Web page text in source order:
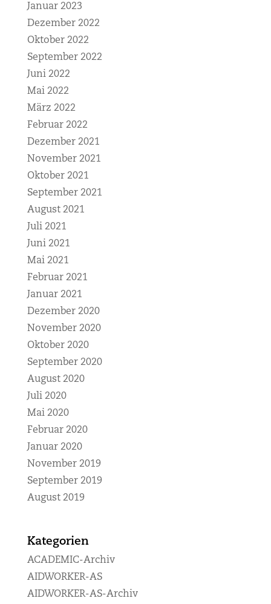
Januar 2023
Dezember 2022
Oktober 2022
September 2022
Juni 2022
Mai 2022
März 2022
Februar 2022
Dezember 2021
November 2021
Oktober 2021
September 2021
August 2021
Juli 2021
Juni 2021
Mai 2021
Februar 2021
Januar 2021
Dezember 2020
November 2020
Oktober 2020
September 2020
August 2020
Juli 2020
Mai 2020
Februar 2020
Januar 2020
November 2019
September 2019
August 2019
Kategorien
ACADEMIC-Archiv
AIDWORKER-AS
AIDWORKER-AS-Archiv